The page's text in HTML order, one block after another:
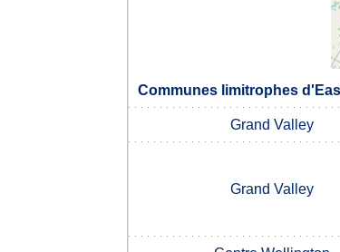
Communes limitrophes
Grand Valley
Grand Valley